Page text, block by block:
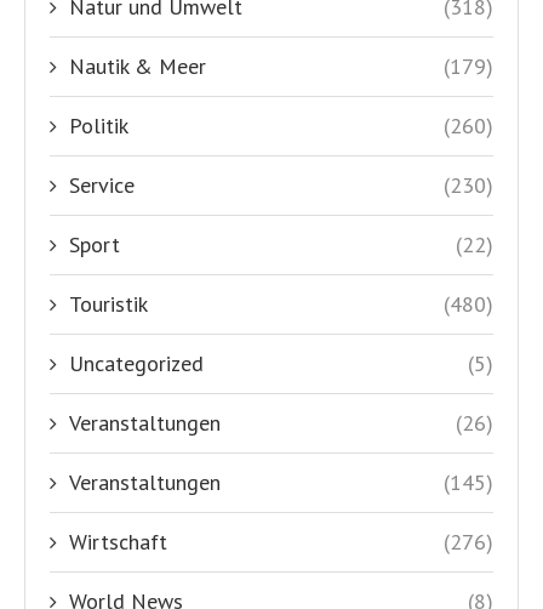
Natur und Umwelt (318)
Nautik & Meer (179)
Politik (260)
Service (230)
Sport (22)
Touristik (480)
Uncategorized (5)
Veranstaltungen (26)
Veranstaltungen (145)
Wirtschaft (276)
World News (8)